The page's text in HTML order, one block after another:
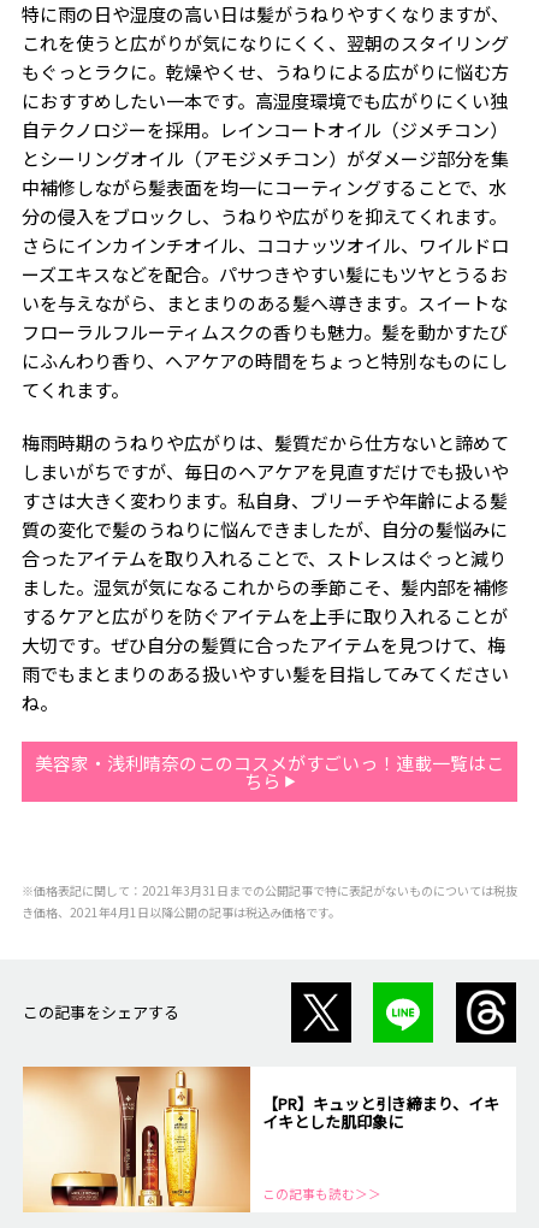
特に雨の日や湿度の高い日は髪がうねりやすくなりますが、
これを使うと広がりが気になりにくく、翌朝のスタイリング
もぐっとラクに。乾燥やくせ、うねりによる広がりに悩む方
におすすめしたい一本です。高湿度環境でも広がりにくい独
自テクノロジーを採用。レインコートオイル（ジメチコン）
とシーリングオイル（アモジメチコン）がダメージ部分を集
中補修しながら髪表面を均一にコーティングすることで、水
分の侵入をブロックし、うねりや広がりを抑えてくれます。
さらにインカインチオイル、ココナッツオイル、ワイルドロ
ーズエキスなどを配合。パサつきやすい髪にもツヤとうるお
いを与えながら、まとまりのある髪へ導きます。スイートな
フローラルフルーティムスクの香りも魅力。髪を動かすたび
にふんわり香り、ヘアケアの時間をちょっと特別なものにし
てくれます。
梅雨時期のうねりや広がりは、髪質だから仕方ないと諦めて
しまいがちですが、毎日のヘアケアを見直すだけでも扱いや
すさは大きく変わります。私自身、ブリーチや年齢による髪
質の変化で髪のうねりに悩んできましたが、自分の髪悩みに
合ったアイテムを取り入れることで、ストレスはぐっと減り
ました。湿気が気になるこれからの季節こそ、髪内部を補修
するケアと広がりを防ぐアイテムを上手に取り入れることが
大切です。ぜひ自分の髪質に合ったアイテムを見つけて、梅
雨でもまとまりのある扱いやすい髪を目指してみてください
ね。
美容家・浅利晴奈のこのコスメがすごいっ！連載一覧はこ
ちら
※価格表記に関して：2021年3月31日までの公開記事で特に表記がないものについては税抜
き価格、2021年4月1日以降公開の記事は税込み価格です。
この記事をシェアする
【PR】キュッと引き締まり、イキ
イキとした肌印象に
この記事も読む＞＞